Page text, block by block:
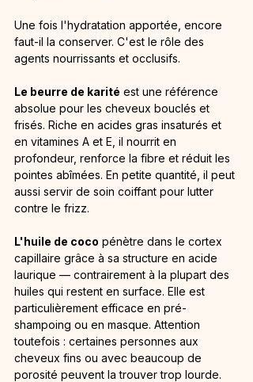
Une fois l'hydratation apportée, encore
faut-il la conserver. C'est le rôle des
agents nourrissants et occlusifs.
Le beurre de karité est une référence
absolue pour les cheveux bouclés et
frisés. Riche en acides gras insaturés et
en vitamines A et E, il nourrit en
profondeur, renforce la fibre et réduit les
pointes abîmées. En petite quantité, il peut
aussi servir de soin coiffant pour lutter
contre le frizz.
L'huile de coco pénètre dans le cortex
capillaire grâce à sa structure en acide
laurique — contrairement à la plupart des
huiles qui restent en surface. Elle est
particulièrement efficace en pré-
shampoing ou en masque. Attention
toutefois : certaines personnes aux
cheveux fins ou avec beaucoup de
porosité peuvent la trouver trop lourde.